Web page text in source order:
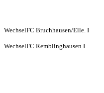
WechselFC Bruchhausen/Elle. I
WechselFC Remblinghausen I